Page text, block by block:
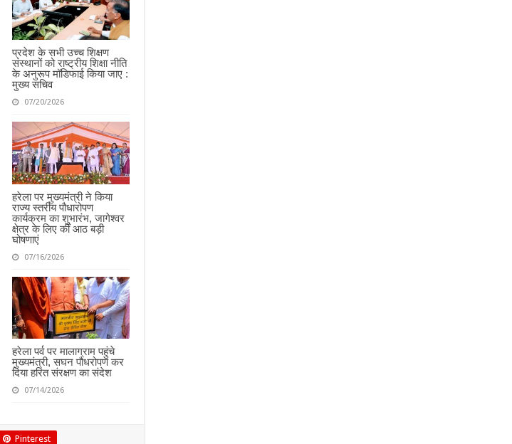
प्रदेश के सभी उच्च शिक्षण
संस्थानों को राष्ट्रीय शिक्षा नीति
के अनुरूप मॉडिफाई किया जाए :
मुख्य सचिव
07/20/2026
हरेला पर मुख्यमंत्री ने किया
राज्य स्तरीय पौधारोपण
कार्यक्रम का शुभारंभ, जागेश्वर
क्षेत्र के लिए कीं आठ बड़ी
घोषणाएं
07/16/2026
हरेला पर्व पर मालाग्राम पहुंचे
मुख्यमंत्री, सघन पौधरोपण कर
दिया हरित संरक्षण का संदेश
07/14/2026
Pinterest